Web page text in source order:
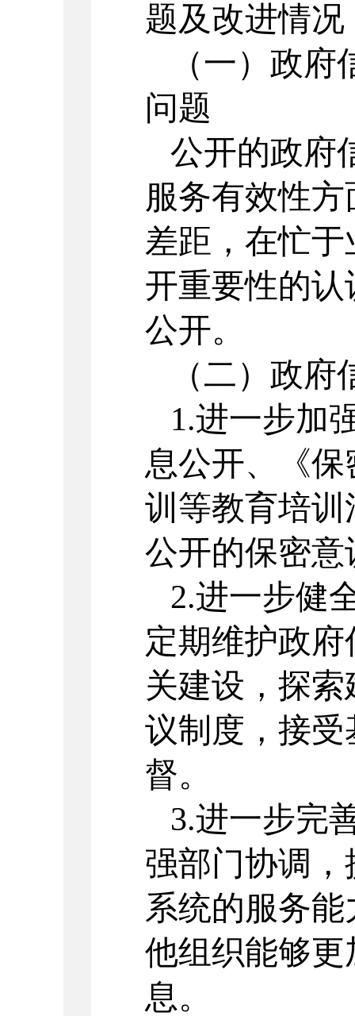
题及改进情况
（一）政
问题
公开的政府
服务有效性
差距，在忙
开重要性的
公开。
（二）政
1.进一步加
息公开、《
训等教育培
公开的保密
2.进一步健
定期维护政
关建设，探
议制度，接
督。
3.进一步完
强部门协调
系统的服务
他组织能够
息。